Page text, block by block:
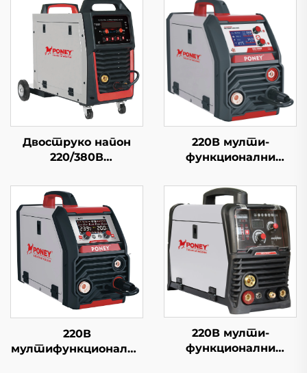
Двоструко напон
220/380В
Миг машина за
заваривање Миг-250
Двоструко импулсна
дигитална контрола
Синергична машина
за заваривање
220В мулти-
функционални
заваривачка машина
Миг-200 Двоструки
импулс ЛЦД
дигитална контрола
Синергична Миг
заваривачка машина
220В
мултифункционални
220В мулти-
функционални